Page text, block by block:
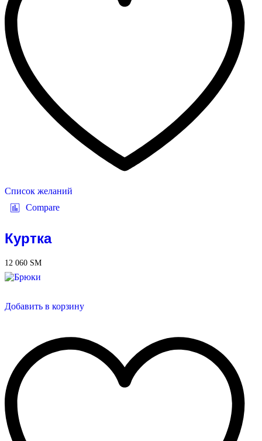
Список желаний
Compare
Куртка
12 060 ЅМ
Добавить в корзину